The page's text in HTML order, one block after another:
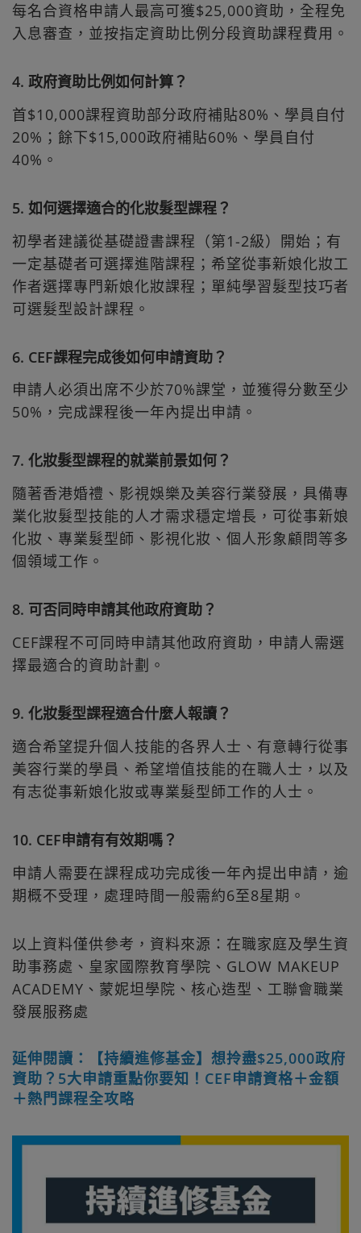
每名合資格申請人最高可獲$25,000資助，全程免
入息審查，並按指定資助比例分段資助課程費用。
4. 政府資助比例如何計算？
首$10,000課程資助部分政府補貼80%、學員自付
20%；餘下$15,000政府補貼60%、學員自付
40%。
5. 如何選擇適合的化妝髮型課程？
初學者建議從基礎證書課程（第1-2級）開始；有
一定基礎者可選擇進階課程；希望從事新娘化妝工
作者選擇專門新娘化妝課程；單純學習髮型技巧者
可選髮型設計課程。
6. CEF課程完成後如何申請資助？
申請人必須出席不少於70%課堂，並獲得分數至少
50%，完成課程後一年內提出申請。
7. 化妝髮型課程的就業前景如何？
隨著香港婚禮、影視娛樂及美容行業發展，具備專
業化妝髮型技能的人才需求穩定增長，可從事新娘
化妝、專業髮型師、影視化妝、個人形象顧問等多
個領域工作。
8. 可否同時申請其他政府資助？
CEF課程不可同時申請其他政府資助，申請人需選
擇最適合的資助計劃。
9. 化妝髮型課程適合什麼人報讀？
適合希望提升個人技能的各界人士、有意轉行從事
美容行業的學員、希望增值技能的在職人士，以及
有志從事新娘化妝或專業髮型師工作的人士。
10. CEF申請有有效期嗎？
申請人需要在課程成功完成後一年內提出申請，逾
期概不受理，處理時間一般需約6至8星期。
以上資料僅供參考，資料來源：在職家庭及學生資
助事務處、皇家國際教育學院、GLOW MAKEUP
ACADEMY、蒙妮坦學院、核心造型、工聯會職業
發展服務處
延伸閱讀：【持續進修基金】想拎盡$25,000政府
資助？5大申請重點你要知！CEF申請資格＋金額
＋熱門課程全攻略